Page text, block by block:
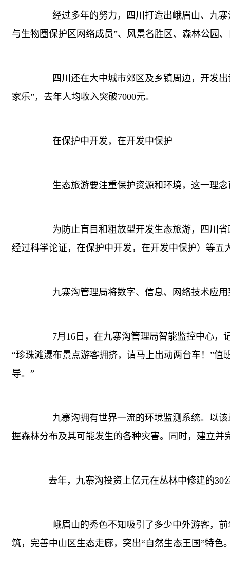
经过多年的努力，四川打造出峨眉山、九寨
与生物圈保护区网络成员”、风景名胜区、森林公园
四川还在大中城市郊区及乡镇周边，开发出
家乐”，去年人均收入突破7000元。
在保护中开发，在开发中保护
生态旅游要注重保护资源和环境，这一理念
为防止盲目和粗放型开发生态旅游，四川省
经过科学论证，在保护中开发，在开发中保护）等
九寨沟管理局将数字、信息、网络技术应用
7月16日，在九寨沟管理局智能监控中心，
“珍珠滩瀑布景点游客拥挤，请马上出动两台车！”
导。”
九寨沟拥有世界一流的环境监测系统。以该
握森林分布及其可能发生的各种灾害。同时，建立
去年，九寨沟投资上亿元在丛林中修建的30
峨眉山的秀色不知吸引了多少中外游客，前
筑，完善中山区生态走廊，突出“自然生态王国”特色